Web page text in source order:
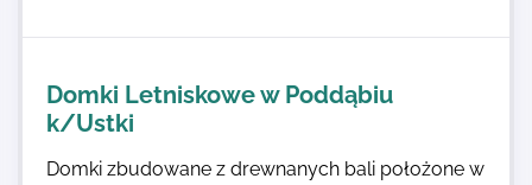
Domki Letniskowe w Poddąbiu
k/Ustki
Domki zbudowane z drewnanych bali położone w